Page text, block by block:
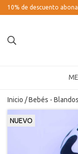
10% de descuento
Inicio /Bebés - Blandos
NUEVO